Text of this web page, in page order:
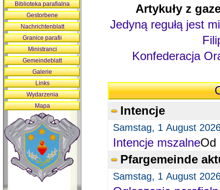
Artykuły z
Jedyną regułą jest
Konfederacja
Intencje
Samstag, 1 August
Intencje mszalneOd
Pfargemeinde
Samstag, 1 August
Biblioteka parafialna
Gestorbene
Nachrichtenblatt
Granice parafii
Ministranci
Gemeindeblatt
Galerie
Links
Wydarzenia
Mapa